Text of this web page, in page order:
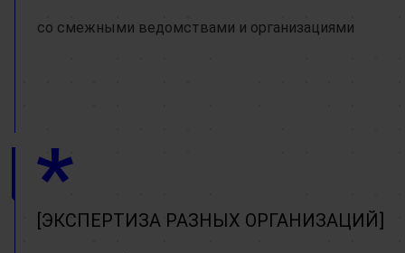
со смежными ведомствами и организациями
ЭКСПЕРТИЗА РАЗНЫХ ОРГАНИЗАЦИЙ